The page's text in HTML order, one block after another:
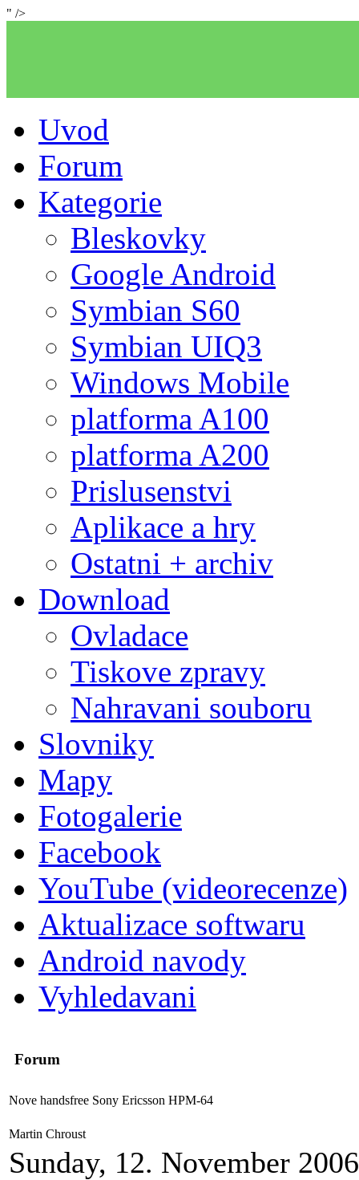
" />
Uvod
Forum
Kategorie
Bleskovky
Google Android
Symbian S60
Symbian UIQ3
Windows Mobile
platforma A100
platforma A200
Prislusenstvi
Aplikace a hry
Ostatni + archiv
Download
Ovladace
Tiskove zpravy
Nahravani souboru
Slovniky
Mapy
Fotogalerie
Facebook
YouTube (videorecenze)
Aktualizace softwaru
Android navody
Vyhledavani
Forum
Nove handsfree Sony Ericsson HPM-64
Martin Chroust
Sunday, 12. November 2006